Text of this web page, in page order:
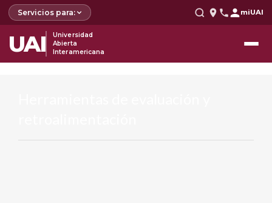
Servicios para: miUAI
UAI
Universidad
Abierta
Interamericana